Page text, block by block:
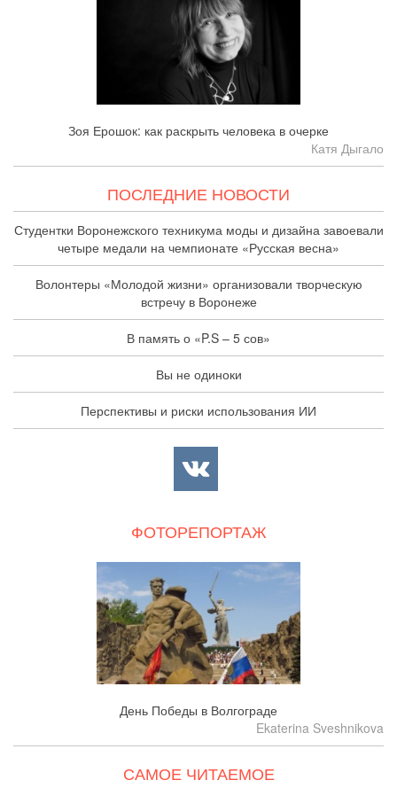
Зоя Ерошок: как раскрыть человека в очерке
Катя Дыгало
ПОСЛЕДНИЕ НОВОСТИ
Студентки Воронежского техникума моды и дизайна завоевали
четыре медали на чемпионате «Русская весна»
Волонтеры «Молодой жизни» организовали творческую
встречу в Воронеже
В память о «P.S – 5 сов»
Вы не одиноки
Перспективы и риски использования ИИ
ФОТОРЕПОРТАЖ
День Победы в Волгограде
Ekaterina Sveshnikova
САМОЕ ЧИТАЕМОЕ